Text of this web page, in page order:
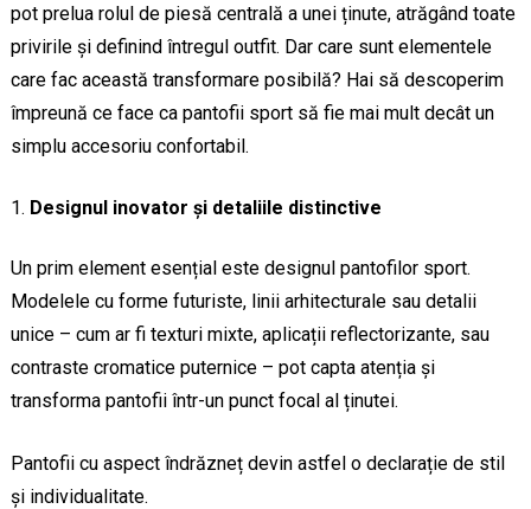
pot prelua rolul de piesă centrală a unei ținute, atrăgând toate
privirile și definind întregul outfit. Dar care sunt elementele
care fac această transformare posibilă? Hai să descoperim
împreună ce face ca pantofii sport să fie mai mult decât un
simplu accesoriu confortabil.
Designul inovator și detaliile distinctive
Un prim element esențial este designul pantofilor sport.
Modelele cu forme futuriste, linii arhitecturale sau detalii
unice – cum ar fi texturi mixte, aplicații reflectorizante, sau
contraste cromatice puternice – pot capta atenția și
transforma pantofii într-un punct focal al ținutei.
Pantofii cu aspect îndrăzneț devin astfel o declarație de stil
și individualitate.